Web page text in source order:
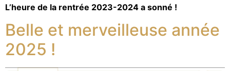
L’heure de la rentrée 2023-2024 a sonné !
Belle et merveilleuse année
2025 !